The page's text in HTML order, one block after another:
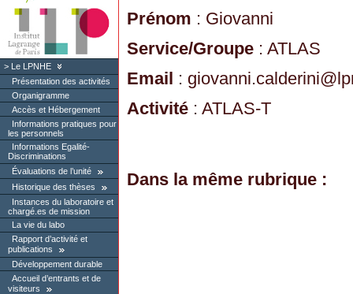
Le LPNHE
Présentation des activités
Organigramme
Accès et Hébergement
Informations pratiques pour
les personnels
Informations Egalité-
Discriminations
Évaluations de l’unité
Historique des thèses
Instances du laboratoire et
chargé.es de mission
La vie du labo
Rapport d’activité et
publications
Développement durable
Accueil d’entrants et de
visiteurs
Prénom : Giovanni
Service/Groupe : ATLAS
Email : giovanni.calderini@
Activité : ATLAS-T
Dans la même rubrique :